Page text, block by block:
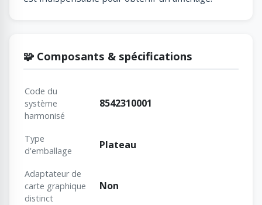
🧩 Composants & spécifications
Code du
système
harmonisé
8542310001
Type
d'emballage
Plateau
Adaptateur de
carte graphique
distinct
Non